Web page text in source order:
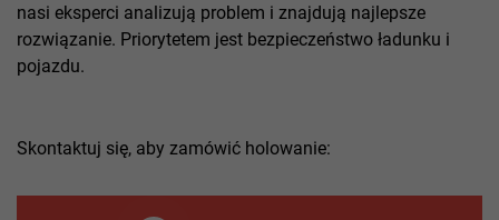
nasi eksperci analizują problem i znajdują najlepsze
rozwiązanie. Priorytetem jest bezpieczeństwo ładunku i
pojazdu.
Skontaktuj się, aby zamówić holowanie: